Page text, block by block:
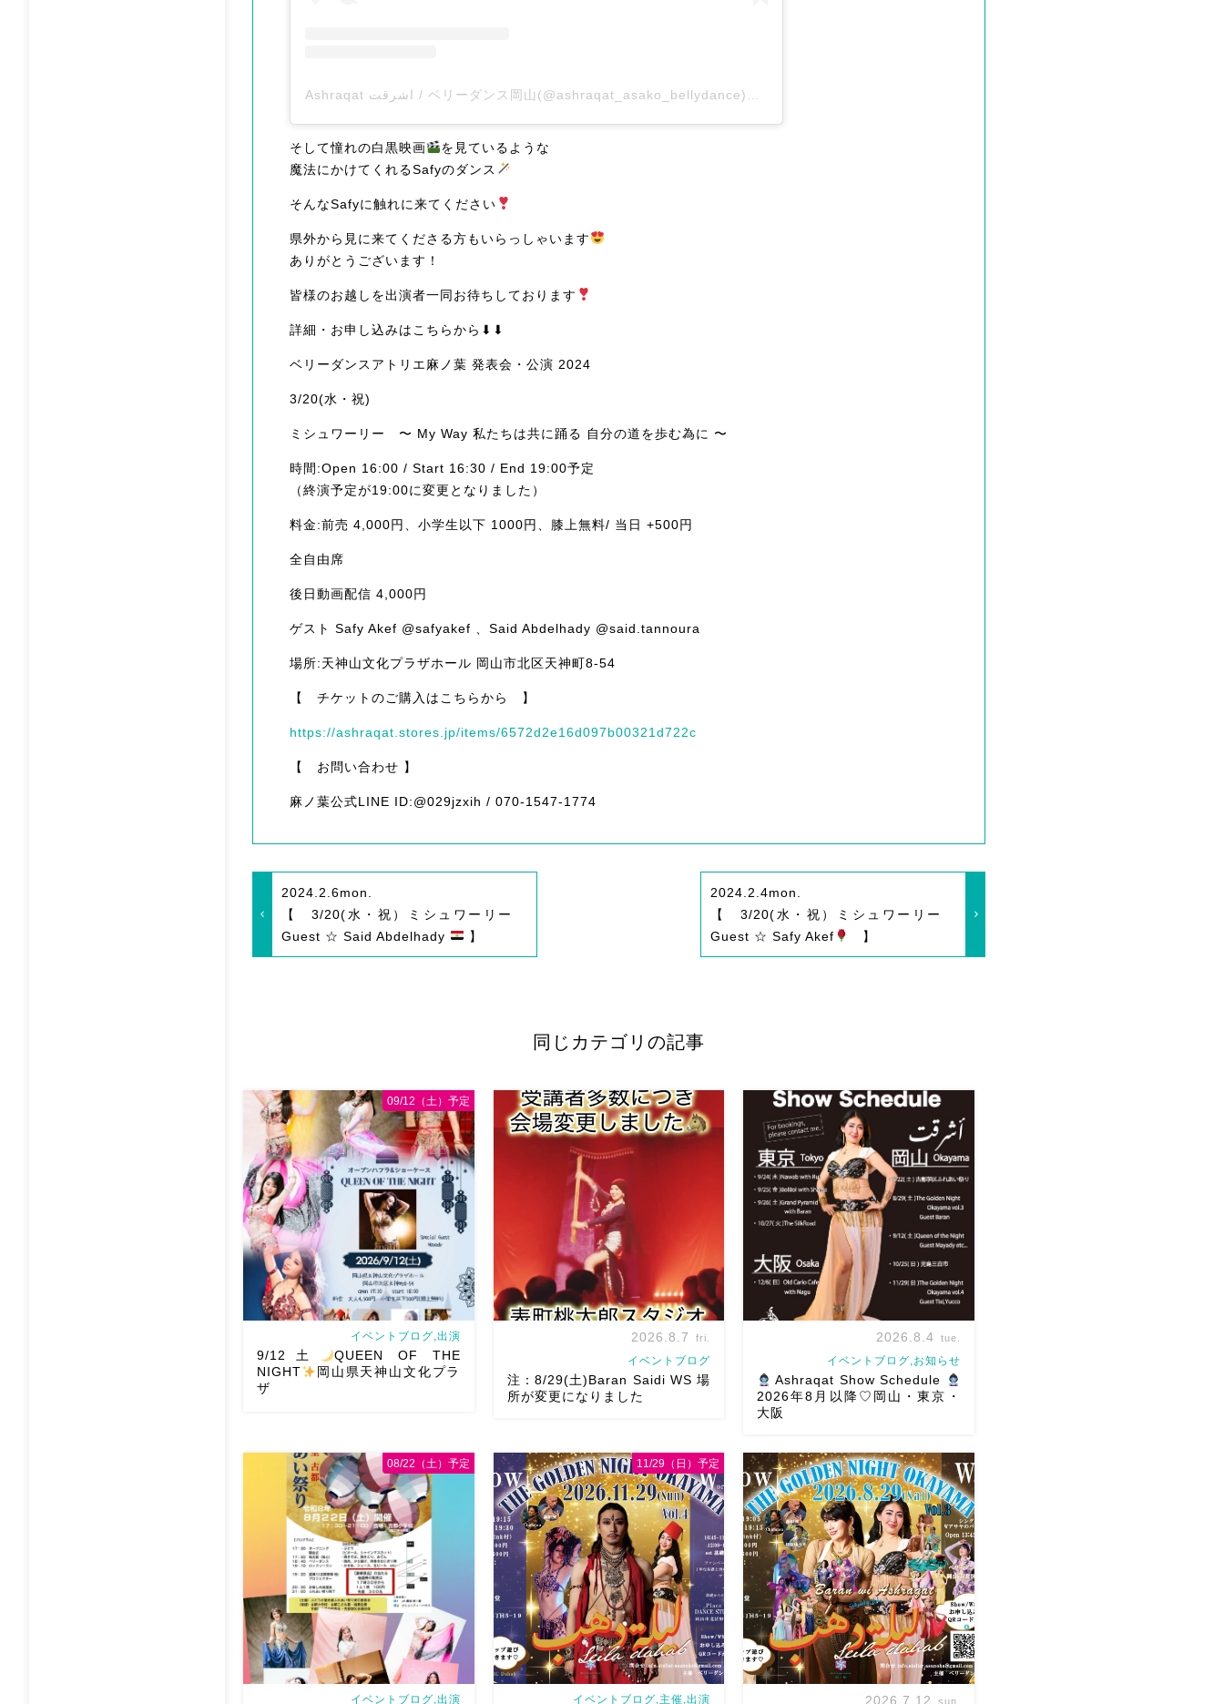
そして憧れの白黒映画
を見ているような
魔法にかけてくれるSafyのダンス
そんなSafyに触れに来てください
県外から見に来てくださる方もいらっしゃいます
ありがとうございます！
皆様のお越しを出演者一同お待ちしております
詳細・お申し込みはこちらから⬇︎⬇︎
ベリーダンスアトリエ麻ノ葉 発表会・公演 2024
3/20(水・祝)
ミシュワーリー 〜 My Way 私たちは共に踊る 自分の道を歩む為に 〜
時間:Open 16:00 / Start 16:30 / End 19:00予定
（終演予定が19:00に変更となりました）
料金:前売 4,000円、小学生以下 1000円、膝上無料/ 当日 +500円
全自由席
後日動画配信 4,000円
ゲスト Safy Akef @safyakef 、Said Abdelhady @said.tannoura
場所:天神山文化プラザホール 岡山市北区天神町8-54
【 チケットのご購入はこちらから 】
https://ashraqat.stores.jp/items/6572d2e16d097b00321d722c
【 お問い合わせ 】
麻ノ葉公式LINE ID:@029jzxih / 070-1547-1774
2024.2.6mon.
【 3/20(水・祝）ミシュワーリー
Guest ☆ Said Abdelhady
】
2024.2.4mon.
【 3/20(水・祝）ミシュワーリー
Guest ☆ Safy Akef
】
同じカテゴリの記事
2026/9/12(土)Ricoさん主催
QUEEN OF THE NIGHT岡山県天神山
文化プラザ Guestに女神
@mayadyorientaldance さん
オーラ浴びに行きましょー […]
イベントブログ,出演
9/12土
QUEEN OF THE
NIGHT
岡山県天神山文化プラ
ザ
09/12（土）予定
8/29（土）Baran Saidi WSお申し込み
多数につき会場変更しました♡ 表町桃
太郎スタジオ岡山県岡山市 北区表町2丁
目6-64 4階 ショー会場から近いの
で、安心♡駅からもバスで天満屋バス
ス […]
2026.8.7 fri.
イベントブログ
注：8/29(土)Baran Saidi WS 場
所が変更になりました
8月以降のショースケジュールです♡皆
様にお会いできますように
ご予約は
メッセージください
お待ちしていま
す
Ashraqat Show Schedule
岡山・8/22(土) […]
2026.8.4 tue.
イベントブログ,お知らせ
Ashraqat Show Schedule
2026年8月以降♡岡山・東京・
大阪
イベントブログ,出演
08/22（土）予定
イベントブログ,主催,出演
11/29（日）予定
2026.7.12 sun.